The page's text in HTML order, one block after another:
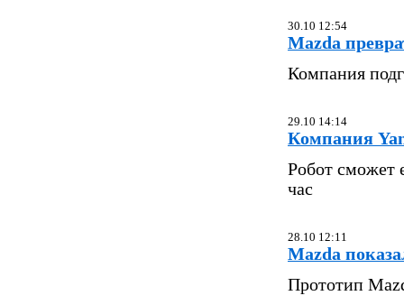
30.10 12:54
Mazda
Компания
29.10 14:14
Компания
Робот сможет
час
28.10 12:11
Mazda
Прототип